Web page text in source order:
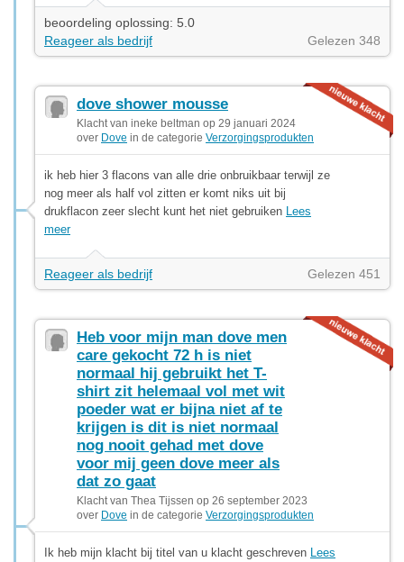
beoordeling oplossing: 5.0
Reageer als bedrijf
Gelezen 348
dove shower mousse
Klacht van ineke beltman op 29 januari 2024
over Dove in de categorie Verzorgingsprodukten
ik heb hier 3 flacons van alle drie onbruikbaar terwijl ze
nog meer als half vol zitten er komt niks uit bij
drukflacon zeer slecht kunt het niet gebruiken Lees
meer
Reageer als bedrijf Gelezen 451
Heb voor mijn man dove men
care gekocht 72 h is niet
normaal hij gebruikt het T-
shirt zit helemaal vol met wit
poeder wat er bijna niet af te
krijgen is dit is niet normaal
nog nooit gehad met dove
voor mij geen dove meer als
dat zo gaat
Klacht van Thea Tijssen op 26 september 2023
over Dove in de categorie Verzorgingsprodukten
Ik heb mijn klacht bij titel van u klacht geschreven Lees